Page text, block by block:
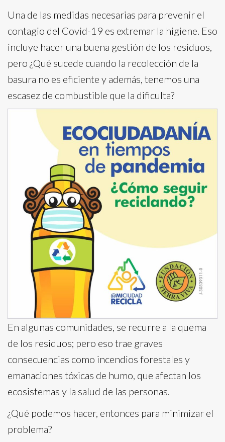
Una de las medidas necesarias para prevenir el
contagio del Covid-19 es extremar la higiene. Eso
incluye hacer una buena gestión de los residuos,
pero ¿Qué sucede cuando la recolección de la
basura no es eficiente y además, tenemos una
escasez de combustible que la dificulta?
En algunas comunidades, se recurre a la quema
de los residuos; pero eso trae graves
consecuencias como incendios forestales y
emanaciones tóxicas de humo, que afectan los
ecosistemas y la salud de las personas.
¿Qué podemos hacer, entonces para minimizar el
problema?